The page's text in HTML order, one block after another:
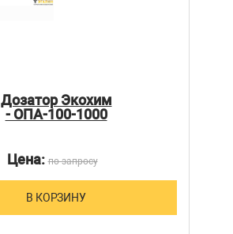
Дозатор Экохим
- ОПА-100-1000
Цена:по запросу
В КОРЗИНУ